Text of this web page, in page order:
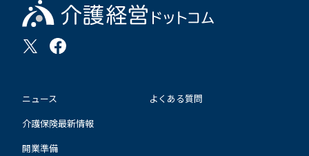
ニュース
介護保険最新情報
開業準備
よくある質問